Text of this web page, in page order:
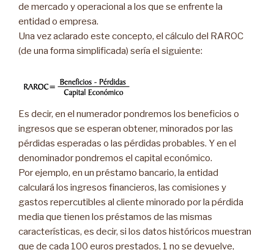
de mercado y operacional a los que se enfrente la
entidad o empresa.
Una vez aclarado este concepto, el cálculo del RAROC
(de una forma simplificada) sería el siguiente:
Es decir, en el numerador pondremos los beneficios o
ingresos que se esperan obtener, minorados por las
pérdidas esperadas o las pérdidas probables. Y en el
denominador pondremos el capital económico.
Por ejemplo, en un préstamo bancario, la entidad
calculará los ingresos financieros, las comisiones y
gastos repercutibles al cliente minorado por la pérdida
media que tienen los préstamos de las mismas
características, es decir, si los datos históricos muestran
que de cada 100 euros prestados, 1 no se devuelve,